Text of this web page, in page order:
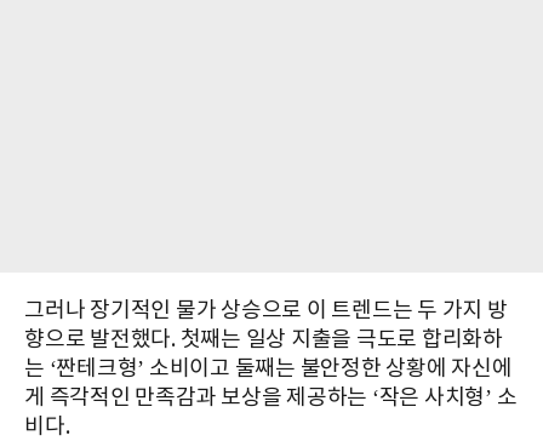
그러나 장기적인 물가 상승으로 이 트렌드는 두 가지 방
향으로 발전했다. 첫째는 일상 지출을 극도로 합리화하
는 ‘짠테크형’ 소비이고 둘째는 불안정한 상황에 자신에
게 즉각적인 만족감과 보상을 제공하는 ‘작은 사치형’ 소
비다.